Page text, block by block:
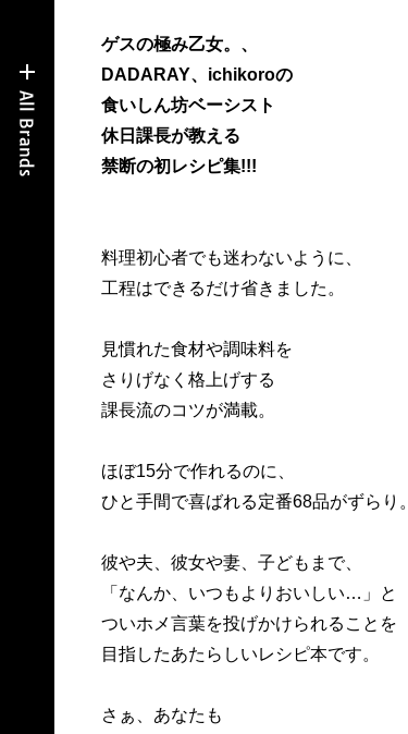
ゲスの極み乙女。、
DADARAY、ichikoroの
食いしん坊ベーシスト
休日課長が教える
禁断の初レシピ集!!!
料理初心者でも迷わないように、
工程はできるだけ省きました。
見慣れた食材や調味料を
さりげなく格上げする
課長流のコツが満載。
ほぼ15分で作れるのに、
ひと手間で喜ばれる定番68品がずらり。
彼や夫、彼女や妻、子どもまで、
「なんか、いつもよりおいしい…」と
ついホメ言葉を投げかけられることを
目指したあたらしいレシピ本です。
さぁ、あなたも